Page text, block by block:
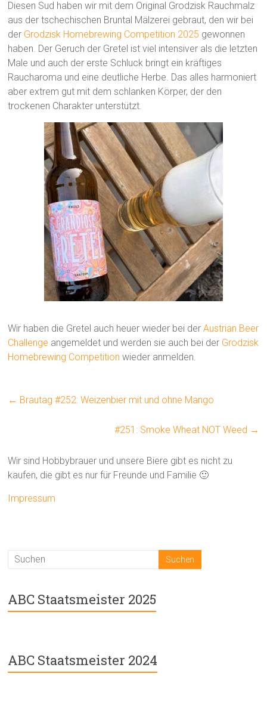
Diesen Sud haben wir mit dem Original Grodzisk Rauchmalz
aus der tschechischen Bruntal Mälzerei gebraut, den wir bei
der Grodzisk Homebrewing Competition 2025 gewonnen
haben. Der Geruch der Gretel ist viel intensiver als die letzten
Male und auch der erste Schluck bringt ein kräftiges
Raucharoma und eine deutliche Herbe. Das alles harmoniert
aber extrem gut mit dem schlanken Körper, der den
trockenen Charakter unterstützt.
Wir haben die Gretel auch heuer wieder bei derAustrian Beer
Challenge angemeldet und werden sie auch bei der Grodzisk
Homebrewing Competition wieder anmelden.
← Brautag #252: Weizenbier mit und ohne Mango
#251: Smoke Wheat NOT Weed →
Wir sind Hobbybrauer und unsere Biere gibt es nicht zu
kaufen, die gibt es nur für Freunde und Familie 🙂
Impressum
ABC Staatsmeister 2025
ABC Staatsmeister 2024